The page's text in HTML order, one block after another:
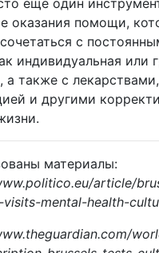
еще один
оказания помощи,
с
индивидуальная или
а также с лекарствами,
и другими
материалы:
article/
visits-mental-health-